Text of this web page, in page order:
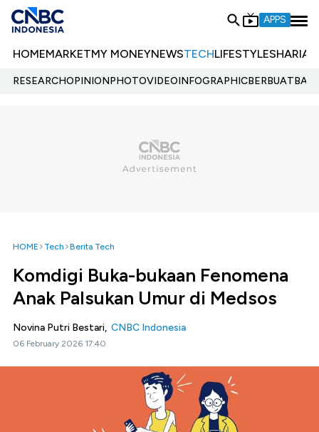
APPS
HOMEMARKETMY MONEYNEWSTECHLIFESTYLESHARIA
RESEARCHOPINIONPHOTOVIDEOINFOGRAPHIC
HOME Tech Berita Tech
Komdigi Buka-bukaan Fenomena
Anak Palsukan Umur di Medsos
Novina Putri Bestari, CNBC Indonesia
06 February 2026 17:40